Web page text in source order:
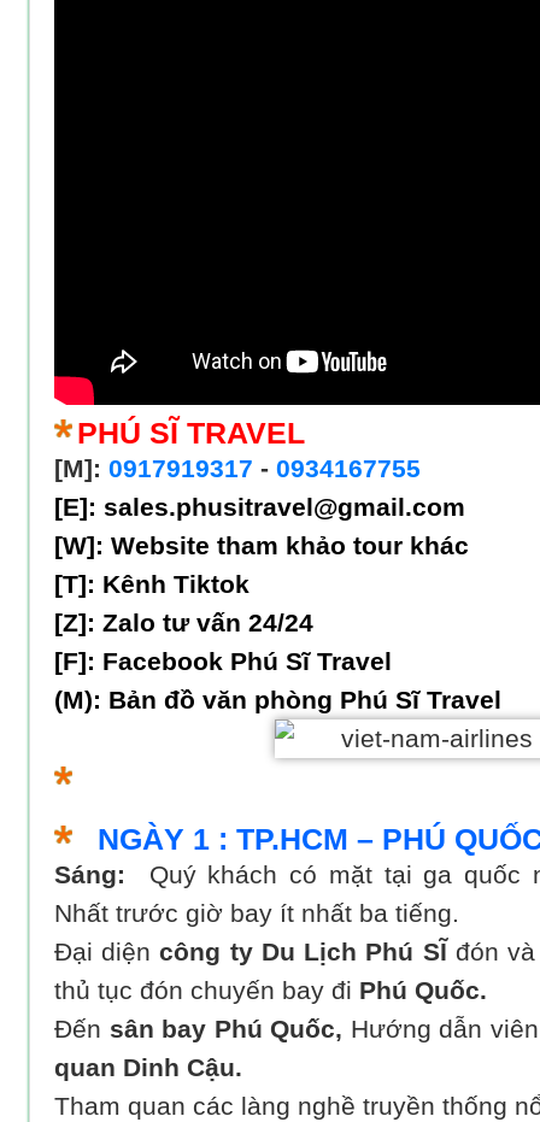
PHÚ SĨ TRAVEL
[M]: 0917919317 - 0934167755
[E]: sales.phusitravel@gmail.com
[W]: Website tham khảo tour khác
[T]: Kênh Tiktok
[Z]: Zalo tư vấn 24/24
[F]: Facebook Phú Sĩ Travel
(M): Bản đồ văn phòng Phú Sĩ Travel
NGÀY 1 : TP.HCM – PHÚ
Sáng: Quý khách có mặt tại ga quốc
Nhất trước giờ bay ít nhất ba tiếng.
Đại diện công ty Du Lịch Phú SĨ đón
thủ tục đón chuyến bay đi Phú Quốc.
Đến sân bay Phú Quốc, Hướng dẫn
quan Dinh Cậu.
Tham quan các làng nghề truyền thống